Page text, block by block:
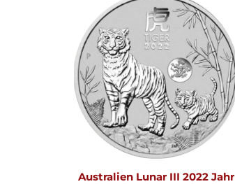
Australien Lunar III 2022 Jahr